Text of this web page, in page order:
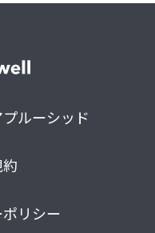
ルーシッド
リシー